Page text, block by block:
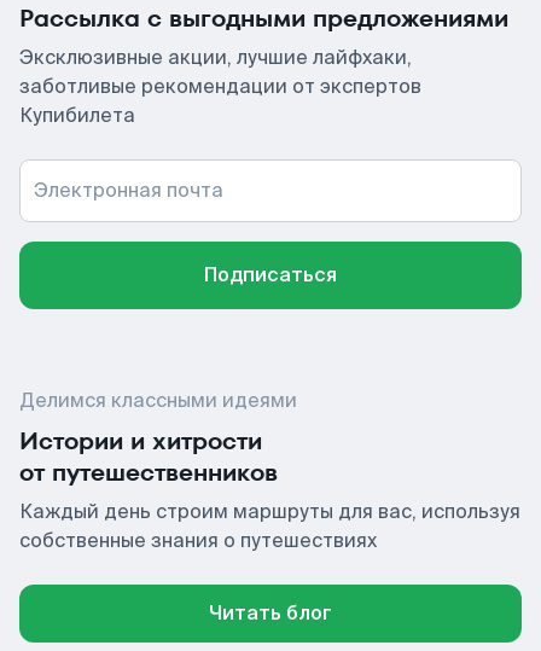
Рассылка с выгодными предложениями
Эксклюзивные акции, лучшие лайфхаки,
заботливые рекомендации от экспертов
Купибилета
Электронная почта
Подписаться
Делимся классными идеями
Истории и хитрости
от путешественников
Каждый день строим маршруты для вас, используя
собственные знания о путешествиях
Читать блог